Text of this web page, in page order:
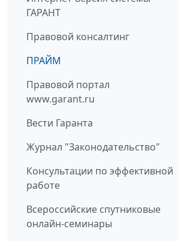
ГАРАНТ
Правовой консалтинг
ПРАЙМ
Правовой портал
www.garant.ru
Вести Гаранта
Журнал "Законодательство"
Консультации по эффективной
работе
Всероссийские спутниковые
онлайн-семинары